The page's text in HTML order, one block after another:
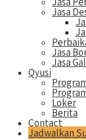
Jasa
Jasa
Jasa
Qyusi
Loker
Berita
Contact
Jadwalkan